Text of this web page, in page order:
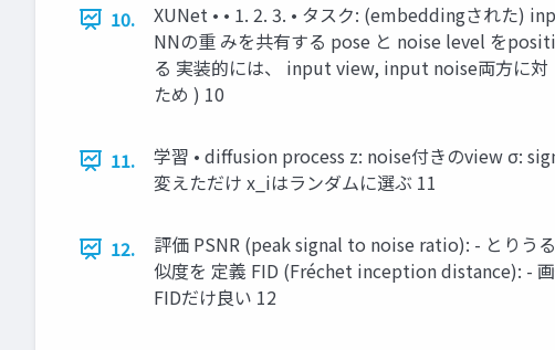
10.
XUNet • • 1. 2. 3. • タスク: (embeddingされた)
NNの重 みを共有する pose と noise level を
る 実装的には、 input view, input noise両方に
ため ) 10
11.
学習 • diffusion process z: noise付きのview σ:
変えただけ x_iはランダムに選ぶ 11
12.
評価 PSNR (peak signal to noise ratio): - とりう
似度を 定義 FID (Fréchet inception distance): -
FIDだけ良い 12